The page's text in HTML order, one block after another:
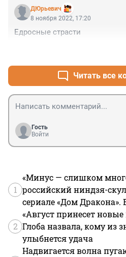
ДЮрьевич
8 ноября 2022, 17:20
Едросные страсти
Читать все
Гость
Войти
1
«Минус — слишком
российский ниндзя-
сериале «Дом Дракона».
2
«Август принесет
Глоба назвала, кому из
улыбнется удача
Надвигается волна